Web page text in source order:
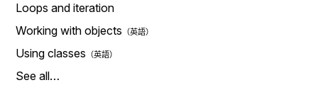
Loops and iteration
Working with objects
Using classes
See all…